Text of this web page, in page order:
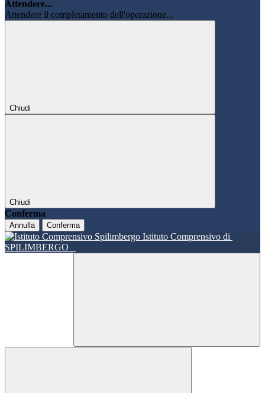
Attendere...
Attendere il completamento dell'operazione...
Chiudi
Chiudi
Conferma
Annulla Conferma
Istituto Comprensivo di
SPILIMBERGO